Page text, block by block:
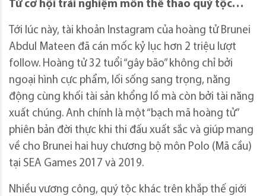
Từ cơ hội trải nghiệm môn thể thao quý tộc…
Tới lúc này, tài khoản Instagram của hoàng tử Brunei
Abdul Mateen đã cán mốc kỷ lục hơn 2 triệu lượt
follow. Hoàng tử 32 tuổi “gây bão” không chỉ bởi
ngoại hình cực phẩm, lối sống sang trọng, năng
động cùng khối tài sản khổng lồ mà còn bởi tài năng
xuất chúng. Anh chính là một “bạch mã hoàng tử”
phiên bản đời thực khi thi đấu xuất sắc và giúp mang
về cho Brunei hai huy chương bộ môn Polo (Mã cầu)
tại SEA Games 2017 và 2019.
Nhiều vương công, quý tộc khác trên khắp thế giới